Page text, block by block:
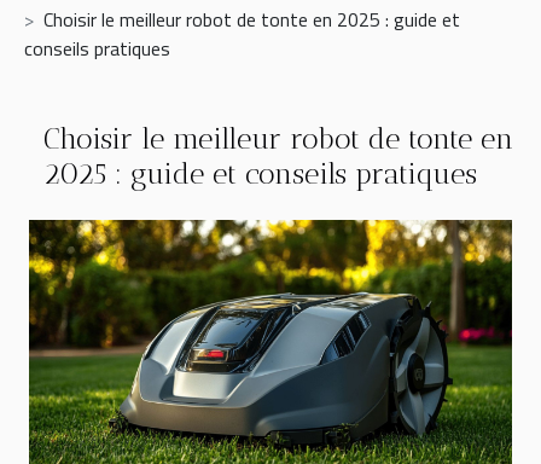
Choisir le meilleur robot de tonte en 2025 : guide et
conseils pratiques
Choisir le meilleur robot de tonte en
2025 : guide et conseils pratiques